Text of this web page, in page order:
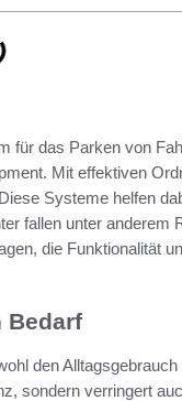
für das Parken von
Mit effektiven
Systeme helfen
fallen unter anderem
die Funktionalität
Bedarf
den
sondern verringert